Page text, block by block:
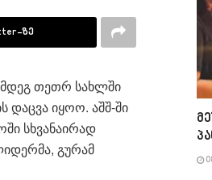
ზე
თეთრ სახლში
დაცვა იყოო. აშშ-ში
სხვანაირად
გურამ